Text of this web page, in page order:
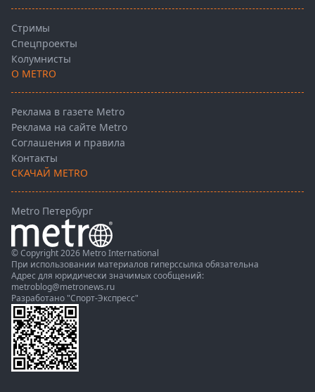
Стримы
Спецпроекты
Колумнисты
О METRO
Реклама в газете Metro
Реклама на сайте Metro
Соглашения и правила
Контакты
СКАЧАЙ METRO
Metro Петербург
© Copyright 2026 Metro International
При использовании материалов гиперссылка обязательна
Адрес для юридически значимых сообщений:
metroblog@metronews.ru
Разработано "Спорт-Экспресс"